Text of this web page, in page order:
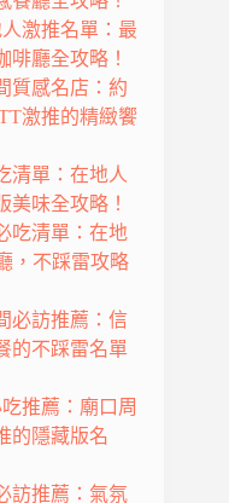
激推名單：最
啡廳全攻略！
質感名店：約
激推的精緻饗
清單：在地人
美味全攻略！
吃清單：在地
，不踩雷攻略
必訪推薦：信
的不踩雷名單
推薦：廟口周
的隱藏版名
訪推薦：氣氛